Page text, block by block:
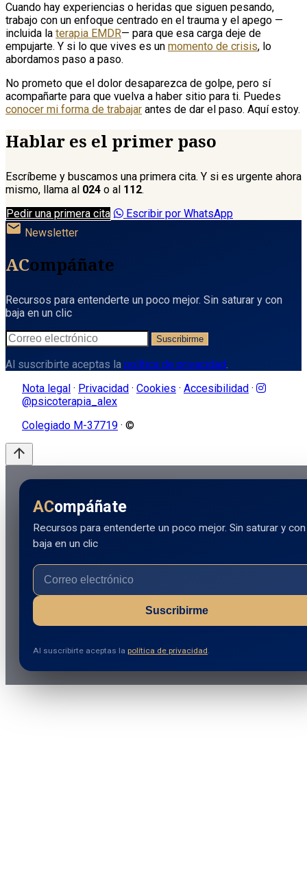
Cuando hay experiencias o heridas que siguen pesando,
trabajo con un enfoque centrado en el trauma y el apego —
incluida la terapia EMDR— para que esa carga deje de
empujarte. Y si lo que vives es un momento de crisis, lo
abordamos paso a paso.
No prometo que el dolor desaparezca de golpe, pero sí
acompañarte para que vuelva a haber sitio para ti. Puedes
conocer mi forma de trabajar antes de dar el paso. Aquí estoy.
Hablar es el primer paso
Escríbeme y buscamos una primera cita. Y si es urgente ahora
mismo, llama al 024 o al 112.
Pedir una primera cita
Escribir por WhatsApp
mail Newsletter
ACompáñate
Recursos para entenderte un poco mejor. Sin saturar y con
baja en un clic
Suscribirme
Al suscribirte aceptas la política de privacidad.
Nota legal · Privacidad · Cookies · Accesibilidad ·
@psicoterapia_alex
Colegiado M-37719 · ©
arrow_upward
ACompáñate
Recursos para entenderte un poco mejor. Sin saturar y con
baja en un clic
Suscribirme
Al suscribirte aceptas la política de privacidad.